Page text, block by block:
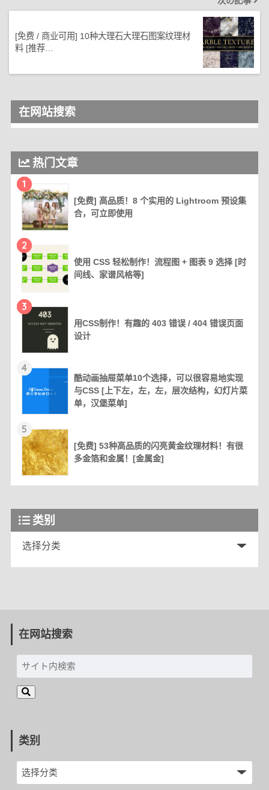
[免费 / 商业可用] 10种大理石大理石图案纹理材
料 [推荐…
在网站搜索
热门文章
1
[免费] 高品质！8 个实用的 Lightroom 预设集
合，可立即使用
2
使用 CSS 轻松制作！流程图 + 图表 9 选择 [时
间线、家谱风格等]
3
用CSS制作！有趣的 403 错误 / 404 错误页面
设计
4
酷动画抽屉菜单10个选择，可以很容易地实现
与CSS [上下左，左，左，层次结构，幻灯片菜
单，汉堡菜单]
5
[免费] 53种高品质的闪亮黄金纹理材料！有很
多金箔和金属！[金属金]
类别
在网站搜索
类别